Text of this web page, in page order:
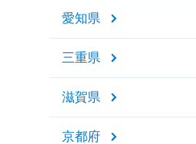
愛知県
三重県
滋賀県
京都府